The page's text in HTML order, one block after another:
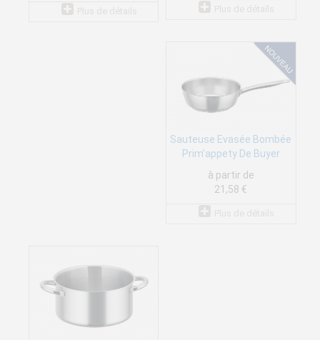
Sauteuse Evasée Bombée
Prim'appety De Buyer
à partir de
21,58 €